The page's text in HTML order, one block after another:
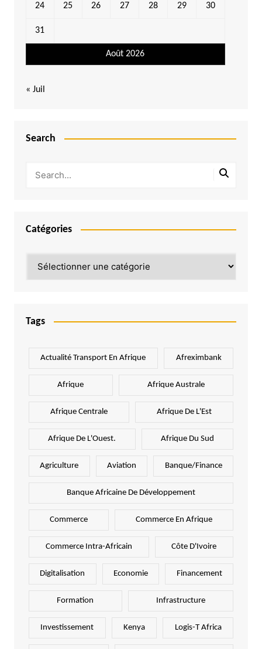
Août 2026
24 25 26 27 28 29 30
31
« Juil
Search
Catégories
Tags
Actualité Transport En Afrique Afreximbank
Afrique Afrique Australe
Afrique Centrale Afrique De L'Est
Afrique De L'Ouest. Afrique Du Sud
Agriculture Aviation Banque/Finance
Banque Africaine De Développement
Commerce Commerce En Afrique
Commerce Intra-Africain Côte D'Ivoire
Digitalisation Economie Financement
Formation Infrastructure
Investissement Kenya Logis-T Africa